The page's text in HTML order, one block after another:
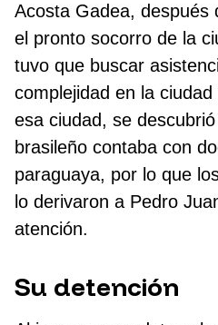
Acosta Gadea, después
el pronto socorro de la
tuvo que buscar
complejidad en la
esa ciudad, se
brasileño contaba con
paraguaya, por lo que
lo derivaron a Pedro
atención.
Su detención